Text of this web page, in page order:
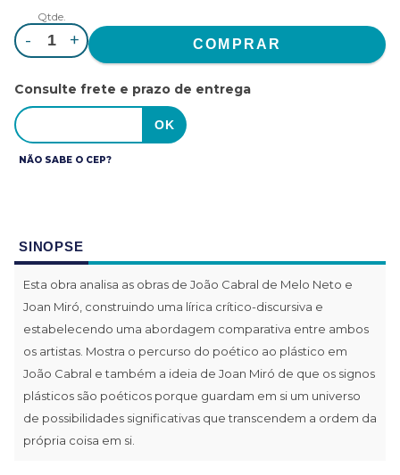
Qtde.
- +
Consulte frete e prazo de entrega
NÃO SABE O CEP?
SINOPSE
Esta obra analisa as obras de João Cabral de Melo Neto e
Joan Miró, construindo uma lírica crítico-discursiva e
estabelecendo uma abordagem comparativa entre ambos
os artistas. Mostra o percurso do poético ao plástico em
João Cabral e também a ideia de Joan Miró de que os signos
plásticos são poéticos porque guardam em si um universo
de possibilidades significativas que transcendem a ordem da
própria coisa em si.